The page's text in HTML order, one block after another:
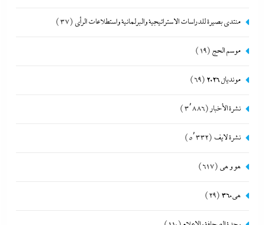
منتدى بصيرة للدراسات الاستراتيجية والبرلمانية واستطلاعات الرأى (37)
موسم الحج (19)
مونديال 2026 (69)
نشرة الأخبار (3٬886)
نشرة لايف (5٬332)
هو و هي (617)
هى360 (29)